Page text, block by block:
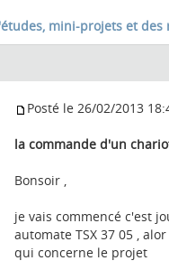
mini-projets et
Posté le 26/02/2013
la commande d'un
Bonsoir ,
je vais commencé c'est
automate TSX 37 05 ,
qui concerne le projet